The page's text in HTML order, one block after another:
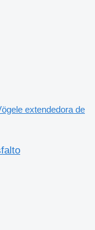
extendedora de